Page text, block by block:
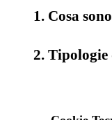
1. Cosa
2.